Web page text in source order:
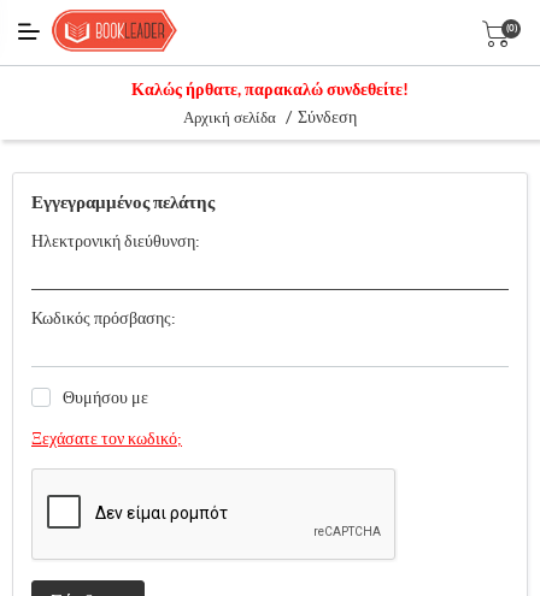
(0)
Καλώς ήρθατε, παρακαλώ συνδεθείτε!
Αρχική σελίδα / Σύνδεση
Εγγεγραμμένος πελάτης
Ηλεκτρονική διεύθυνση:
Κωδικός πρόσβασης:
Θυμήσου με
Ξεχάσατε τον κωδικό;